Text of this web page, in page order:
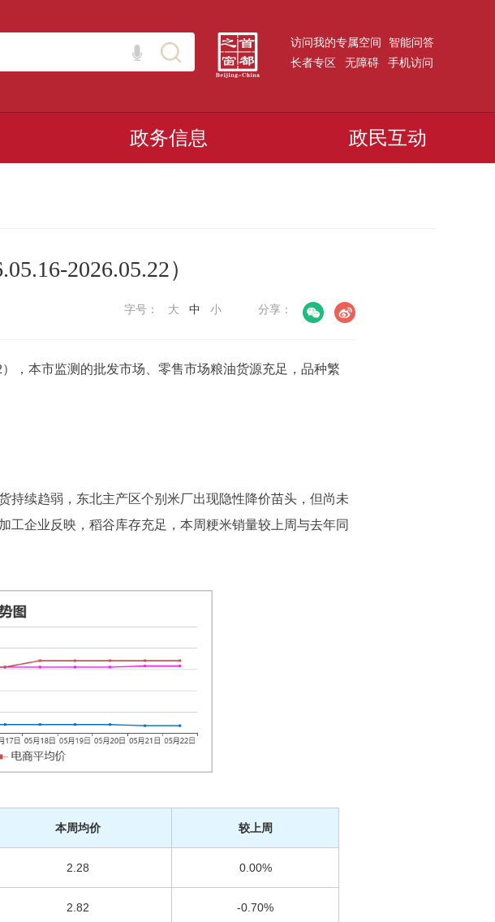
访问我的专属空间
智能问答
长者专区
无障碍 手机访问
政务信息 政民互动
2026.05.22）
分享：
字号： 大 中 小
，本市监测的批发市场、零售市场粮油货源充足，品种繁
持续趋弱，东北主产区个别米厂出现隐性降价苗头，但尚未
企业反映，稻谷库存充足，本周粳米销量较上周与去年同
本周均价 较上周
2.28 0.00%
2.82 -0.70%